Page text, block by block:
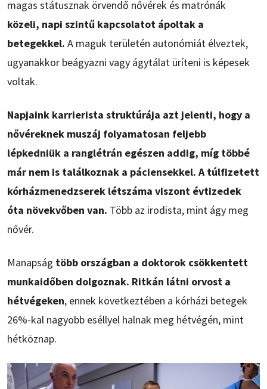
magas státusznak örvendő nővérek és matrónák
közeli, napi szintű kapcsolatot ápoltak a
betegekkel. A maguk területén autonómiát élveztek,
ugyanakkor beágyazni vagy ágytálat üríteni is képesek
voltak.
Napjaink karrierista struktúrája azt jelenti, hogy a
nővéreknek muszáj folyamatosan feljebb
lépkedniük a ranglétrán egészen addig, míg többé
már nem is találkoznak a páciensekkel. A túlfizetett
kórházmenedzserek létszáma viszont évtizedek
óta növekvőben van. Több az irodista, mint ágy meg
nővér.
Manapság több országban a doktorok csökkentett
munkaidőben dolgoznak. Ritkán látni orvost a
hétvégeken, ennek következtében a kórházi betegek
26%-kal nagyobb eséllyel halnak meg hétvégén, mint
hétköznap.